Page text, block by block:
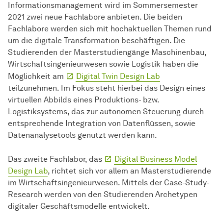
Informationsmanagement wird im Sommersemester
2021 zwei neue Fachlabore anbieten. Die beiden
Fachlabore werden sich mit hochaktuellen Themen rund
um die digitale Transformation beschäftigen. Die
Studierenden der Masterstudiengänge Maschinenbau,
Wirtschaftsingenieurwesen sowie Logistik haben die
Möglichkeit am
Digital Twin Design Lab
teilzunehmen. Im Fokus steht hierbei das Design eines
virtuellen Abbilds eines Produktions- bzw.
Logistiksystems, das zur autonomen Steuerung durch
entsprechende Integration von Datenflüssen, sowie
Datenanalysetools genutzt werden kann.
Das zweite Fachlabor, das
Digital Business Model
Design Lab, richtet sich vor allem an Masterstudierende
im Wirtschaftsingenieurwesen. Mittels der Case-Study-
Research werden von den Studierenden Archetypen
digitaler Geschäftsmodelle entwickelt.